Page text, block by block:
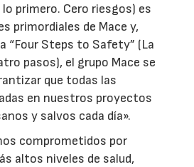
lo primero. Cero riesgos) es
primordiales de Mace y,
“Four Steps to Safety” (La
pasos), el grupo Mace se
que todas las
en nuestros proyectos
y salvos cada día».
comprometidos por
altos niveles de salud,